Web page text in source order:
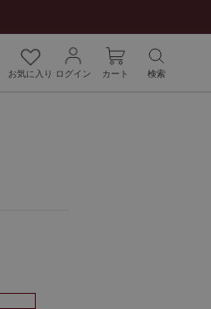
お気に入り ログイン カート 検索